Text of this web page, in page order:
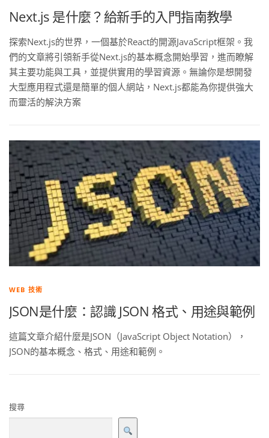
Next.js 是什麼？給新手的入門指南教學
探索Next.js的世界，一個基於React的開源JavaScript框架。我
們的文章將引領新手從Next.js的基本概念開始學習，進而瞭解
其主要功能與工具，並提供實用的學習資源。無論你是想開發
大型應用程式還是簡單的個人網站，Next.js都能為你提供強大
而靈活的解決方案
WEB 技術
JSON是什麼：認識 JSON 格式、用途與範例
這篇文章介紹什麼是JSON（JavaScript Object Notation），
JSON的基本概念、格式、用途和範例。
搜尋